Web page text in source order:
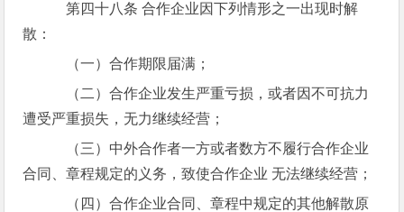
第四十八条 合作企业因下列情形之一出现时解
散：
（一）合作期限届满；
（二）合作企业发生严重亏损，或者因不可抗力
遭受严重损失，无力继续经营；
（三）中外合作者一方或者数方不履行合作企业
合同、章程规定的义务，致使合作企业 无法继续经营；
（四）合作企业合同、章程中规定的其他解散原